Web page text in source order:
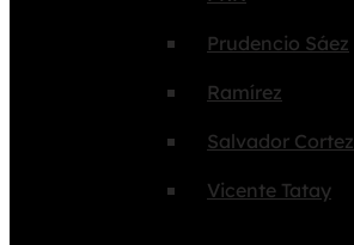
Prudencio Sáez
Ramírez
Salvador Cortez
Vicente Tatay